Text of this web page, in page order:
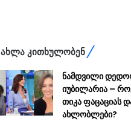
ახლა კითხულობენ
ნამდვილი
იუბილარია –
თიკა ფაცაციას
ახლობლები?